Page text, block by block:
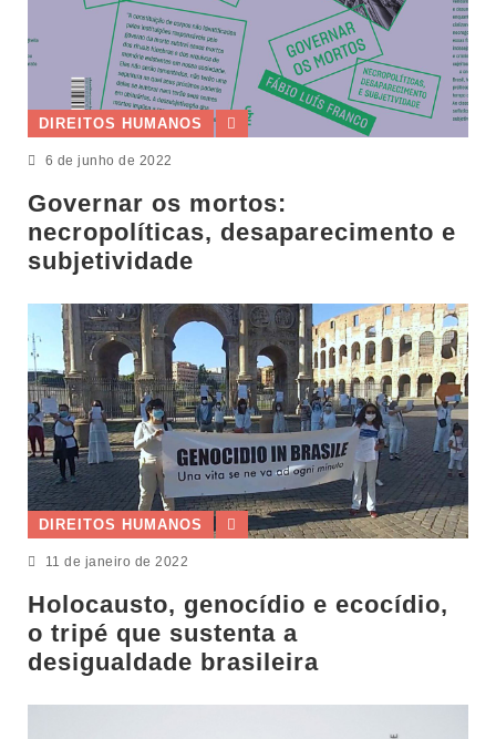
DIREITOS HUMANOS
6 de junho de 2022
Governar os mortos:
necropolíticas, desaparecimento e
subjetividade
DIREITOS HUMANOS
11 de janeiro de 2022
Holocausto, genocídio e ecocídio,
o tripé que sustenta a
desigualdade brasileira